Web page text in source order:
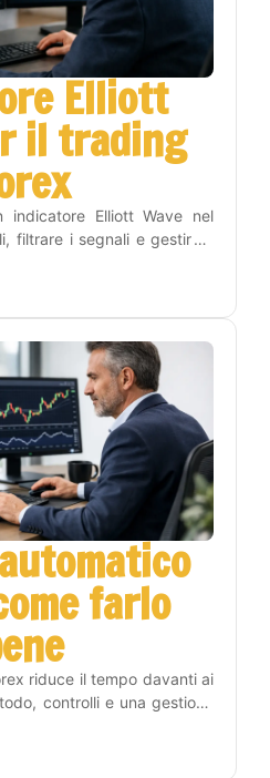
Elliott
il trading
indicatore Elliott Wave nel
filtrare i segnali e gestire il
farlo
riduce il tempo davanti ai
controlli e una gestione